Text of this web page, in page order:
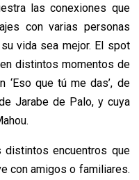
las conexiones que
con varias personas
vida sea mejor. El spot
distintos momentos de
‘Eso que tú me das’, de
Jarabe de Palo, y cuya
distintos encuentros que
con amigos o familiares.